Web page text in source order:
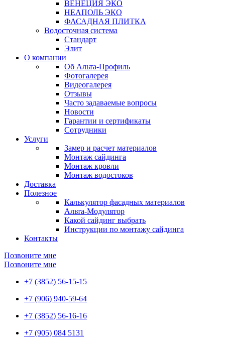
ВЕНЕЦИЯ ЭКО
НЕАПОЛЬ ЭКО
ФАСАДНАЯ ПЛИТКА
Водосточная система
Стандарт
Элит
О компании
Об Альта-Профиль
Фотогалерея
Видеогалерея
Отзывы
Часто задаваемые вопросы
Новости
Гарантии и сертификаты
Сотрудники
Услуги
Замер и расчет материалов
Монтаж сайдинга
Монтаж кровли
Монтаж водостоков
Доставка
Полезное
Калькулятор фасадных материалов
Альта-Модулятор
Какой сайдинг выбрать
Инструкции по монтажу сайдинга
Контакты
Позвоните мне
Позвоните мне
+7 (3852) 56-15-15
+7 (906) 940-59-64
+7 (3852) 56-16-16
+7 (905) 084 5131